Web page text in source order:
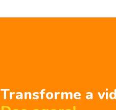
Transforme a